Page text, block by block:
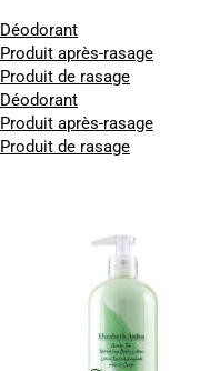
Déodorant
Produit après-rasage
Produit de rasage
Déodorant
Produit après-rasage
Produit de rasage